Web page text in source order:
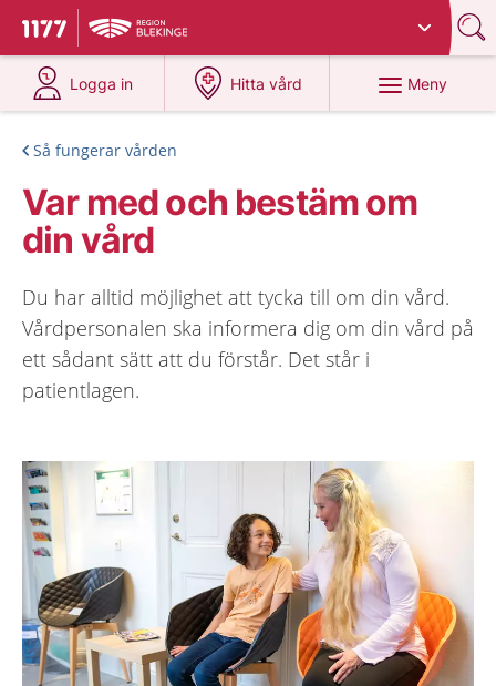
Till startsidan för 1177
Du har valt region
Logga in
på 1177.se
Hitta vård
på 1177.se
Meny
Så fungerar vården
Var med och bestäm om
din vård
Du har alltid möjlighet att tycka till om din vård.
Vårdpersonalen ska informera dig om din vård på
ett sådant sätt att du förstår. Det står i
patientlagen.